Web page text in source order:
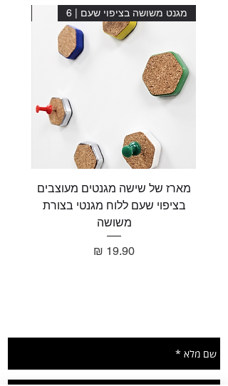
מגנט משושה בציפוי שעם | 6
מארז של שישה מגנטים מעוצבים
בציפוי שעם ללוח מגנטי בצורת
משושה
מחיר